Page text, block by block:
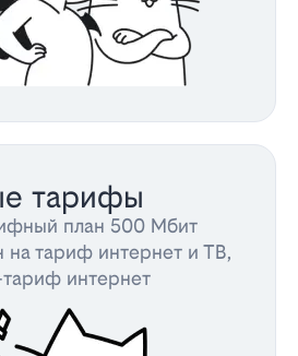
тарифы
план 500 Мбит
на тариф интернет и ТВ,
интернет